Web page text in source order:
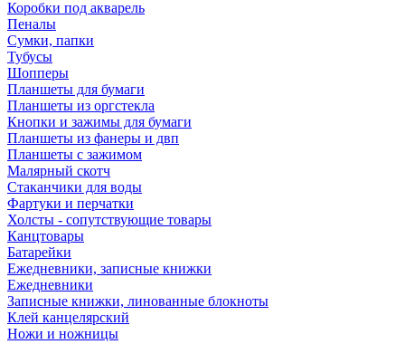
Коробки под акварель
Пеналы
Сумки, папки
Тубусы
Шопперы
Планшеты для бумаги
Планшеты из оргстекла
Кнопки и зажимы для бумаги
Планшеты из фанеры и двп
Планшеты с зажимом
Малярный скотч
Стаканчики для воды
Фартуки и перчатки
Холсты - сопутствующие товары
Канцтовары
Батарейки
Ежедневники, записные книжки
Ежедневники
Записные книжки, линованные блокноты
Клей канцелярский
Ножи и ножницы